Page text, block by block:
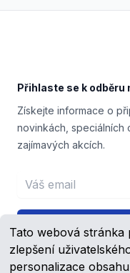
Tato webová stránka
zlepšení
personalizace
Přihlaste se k odběru
Získejte informace o
novinkách, speciálních
zajímavých akcích.
Email address